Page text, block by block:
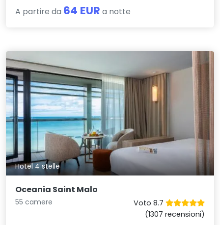
A partire da 64 EUR a notte
Hotel 4 stelle
Oceania Saint Malo
55 camere
Voto 8.7
(1307 recensioni)